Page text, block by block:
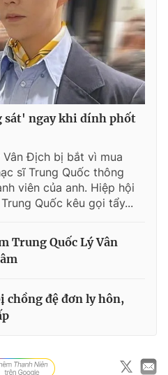
sát' ngay khi dính phốt
Địch bị bắt vì mua
sĩ Trung Quốc thông
viên của anh. Hiệp hội
Quốc kêu gọi tẩy...
Trung Quốc Lý Vân
chồng đệ đơn ly hôn,